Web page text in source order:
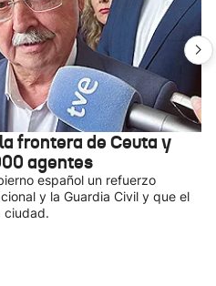
frontera de Ceuta y
agentes
español un refuerzo
y la Guardia Civil y que el
ciudad.